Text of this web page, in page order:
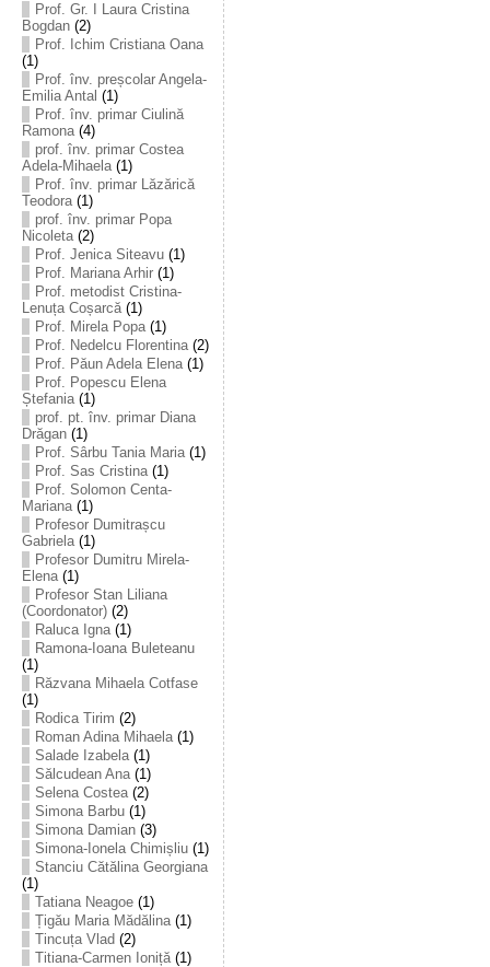
Prof. Gr. I Laura Cristina
Bogdan(2)
Prof. Ichim Cristiana Oana
(1)
Prof. înv. preșcolar Angela-
Emilia Antal (1)
Prof. înv. primar Ciulină
Ramona(4)
prof. înv. primar Costea
Adela-Mihaela(1)
Prof. înv. primar Lăzărică
Teodora(1)
prof. înv. primar Popa
Nicoleta(2)
Prof. Jenica Siteavu(1)
Prof. Mariana Arhir(1)
Prof. metodist Cristina-
Lenuța Coșarcă(1)
Prof. Mirela Popa(1)
Prof. Nedelcu Florentina(2)
Prof. Păun Adela Elena(1)
Prof. Popescu Elena
Ștefania(1)
prof. pt. înv. primar Diana
Drăgan(1)
Prof. Sârbu Tania Maria(1)
Prof. Sas Cristina(1)
Prof. Solomon Centa-
Mariana(1)
Profesor Dumitrașcu
Gabriela(1)
Profesor Dumitru Mirela-
Elena(1)
Profesor Stan Liliana
(Coordonator)(2)
Raluca Igna(1)
Ramona-Ioana Buleteanu
(1)
Răzvana Mihaela Cotfase
(1)
Rodica Tirim (2)
Roman Adina Mihaela(1)
Salade Izabela(1)
Sălcudean Ana(1)
Selena Costea(2)
Simona Barbu(1)
Simona Damian(3)
Simona-Ionela Chimișliu(1)
Stanciu Cătălina Georgiana
(1)
Tatiana Neagoe(1)
Țigău Maria Mădălina(1)
Tincuța Vlad (2)
Titiana-Carmen Ioniță(1)